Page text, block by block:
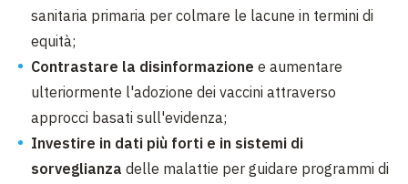
sanitaria primaria per colmare le lacune in termini di
equità;
Contrastare la disinformazione e aumentare
ulteriormente l'adozione dei vaccini attraverso
approcci basati sull'evidenza;
Investire in dati più forti e in sistemi di
sorveglianza delle malattie per guidare programmi di